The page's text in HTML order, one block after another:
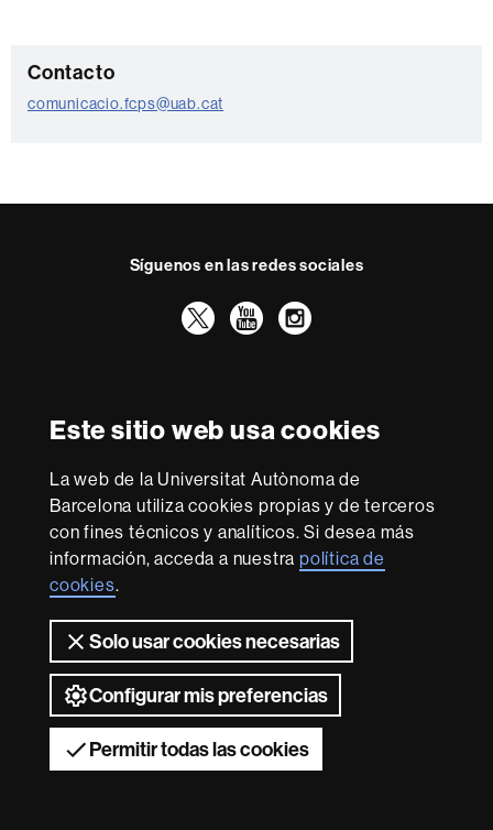
Este sitio web usa cookies
La web de la Universitat Autònoma de
Barcelona utiliza cookies propias y de terceros
con fines técnicos y analíticos. Si desea más
información, acceda a nuestrapolítica de
cookies.
Solo usar cookies necesarias
Configurar mis preferencias
Permitir todas las cookies
C
o
a
Contacto
comunicacio.fcps@uab.cat
Síguenos en las redes sociales
TwitterYouTube
Instagram
Excellence
Research
-
Euraxess
Con la financiación de
Sobre
esta
web Aviso legal Protección de datos
web Accesibilidad web Mapa del web UAB
2026 Universitat Autònoma de Barcelona